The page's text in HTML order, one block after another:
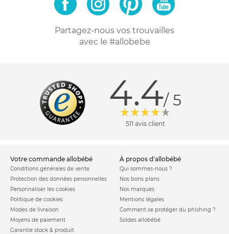
Partagez-nous vos trouvailles
avec le #allobebe
4.4/ 5
511 avis client
votre commande allobébé
Conditions générales de vente
Protection des données personnelles
Personnaliser les cookies
Politique de cookies
Modes de livraison
Moyens de paiement
Garantie stock & produit
à propos d'allobébé
Qui sommes-nous ?
Nos bons plans
Nos marques
Mentions légales
Comment se protéger du phishing ?
Soldes allobébé